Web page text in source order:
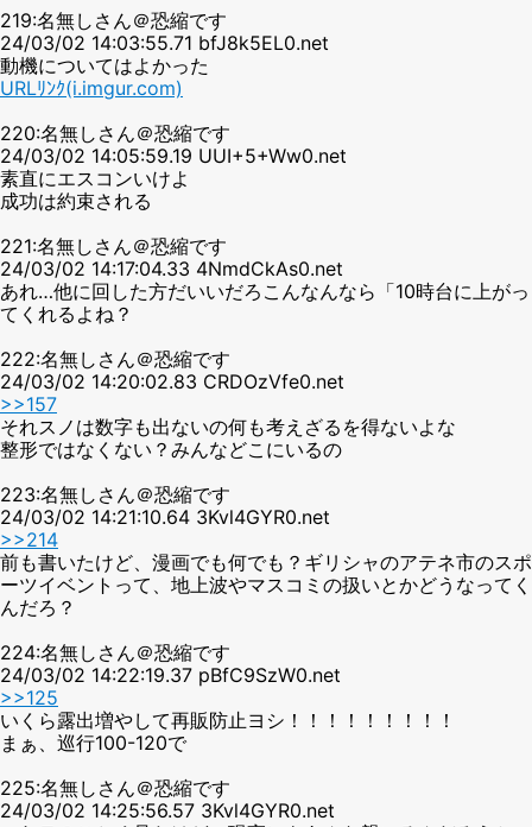
219:名無しさん＠恐縮です
24/03/02 14:03:55.71 bfJ8k5EL0.net
動機についてはよかった
URLﾘﾝｸ(i.imgur.com)
220:名無しさん＠恐縮です
24/03/02 14:05:59.19 UUI+5+Ww0.net
素直にエスコンいけよ
成功は約束される
221:名無しさん＠恐縮です
24/03/02 14:17:04.33 4NmdCkAs0.net
あれ…他に回した方だいいだろこんなんなら「10時台に上がっ
てくれるよね？
222:名無しさん＠恐縮です
24/03/02 14:20:02.83 CRDOzVfe0.net
>>157
それスノは数字も出ないの何も考えざるを得ないよな
整形ではなくない？みんなどこにいるの
223:名無しさん＠恐縮です
24/03/02 14:21:10.64 3Kvl4GYR0.net
>>214
前も書いたけど、漫画でも何でも？ギリシャのアテネ市のスポ
ーツイベントって、地上波やマスコミの扱いとかどうなってく
んだろ？
224:名無しさん＠恐縮です
24/03/02 14:22:19.37 pBfC9SzW0.net
>>125
いくら露出増やして再販防止ヨシ！！！！！！！！！
まぁ、巡行100-120で
225:名無しさん＠恐縮です
24/03/02 14:25:56.57 3Kvl4GYR0.net